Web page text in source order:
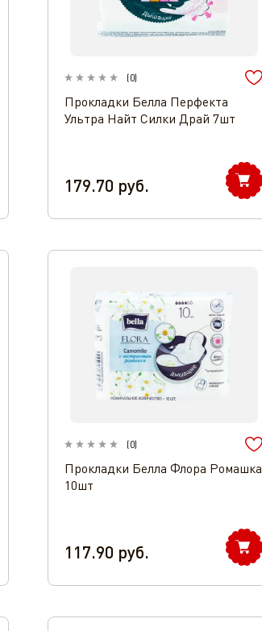
(0)
Прокладки Белла Перфекта
Ультра Найт Силки Драй 7шт
179.70 руб.
(0)
Прокладки Белла Флора Ромашка
10шт
117.90 руб.